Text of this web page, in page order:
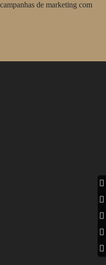
de marketing com